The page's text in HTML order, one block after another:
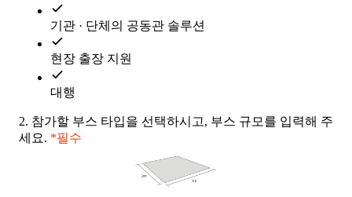
기관 · 단체의 공동관 솔루션
현장 출장 지원
대행
2. 참가할 부스 타입을 선택하시고, 부스 규모를 입력해 주
세요. *필수